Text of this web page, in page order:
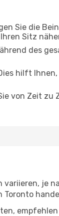
Sie die
Sitz
des
hilft
von Zeit zu
je
Toronto